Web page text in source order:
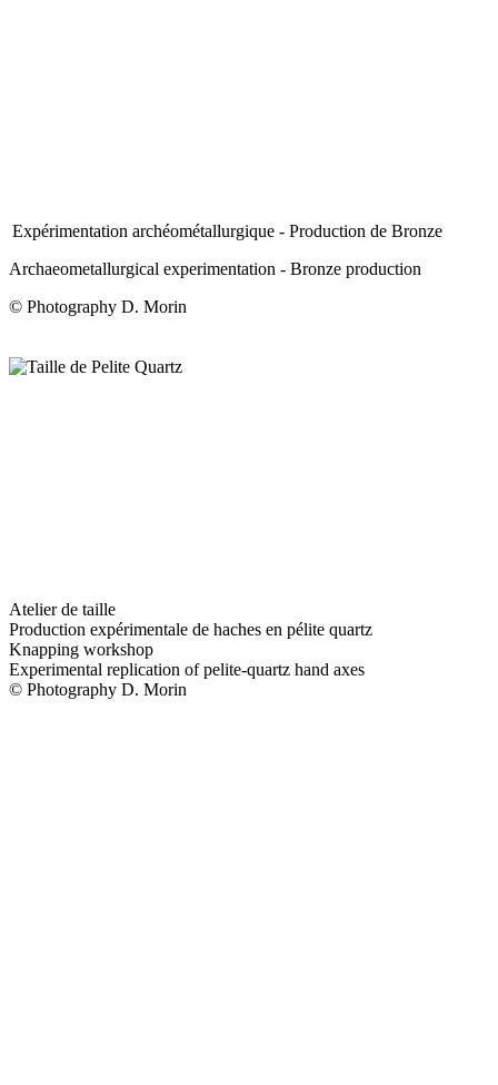
Expérimentation archéométallurgique - Production de Bronze
Archaeometallurgical experimentation - Bronze production
© Photography D. Morin
Atelier de taille
Production expérimentale de haches en pélite quartz
Knapping workshop
Experimental replication of pelite-quartz hand axes
© Photography D. Morin